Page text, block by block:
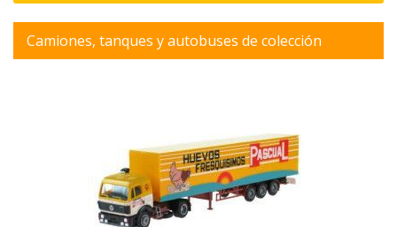
Camiones, tanques y autobuses de colección